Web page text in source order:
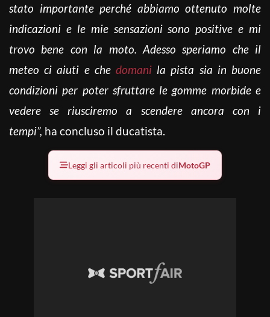
stato importante perché abbiamo ottenuto molte
indicazioni e le mie sensazioni sono positive e mi
trovo bene con la moto. Adesso speriamo che il
meteo ci aiuti e che domani la pista sia in buone
condizioni per poter sfruttare le gomme morbide e
vedere se riusciremo a scendere ancora con i
tempi”, ha concluso il ducatista.
Leggi gli articoli più recenti diMotoGP